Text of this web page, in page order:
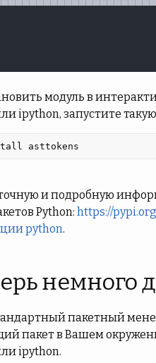
модуль в
ipython, запустите
asttokens
и подробную
Python: https://
python.
немного
пакетный
пакет в Вашем
ipython.